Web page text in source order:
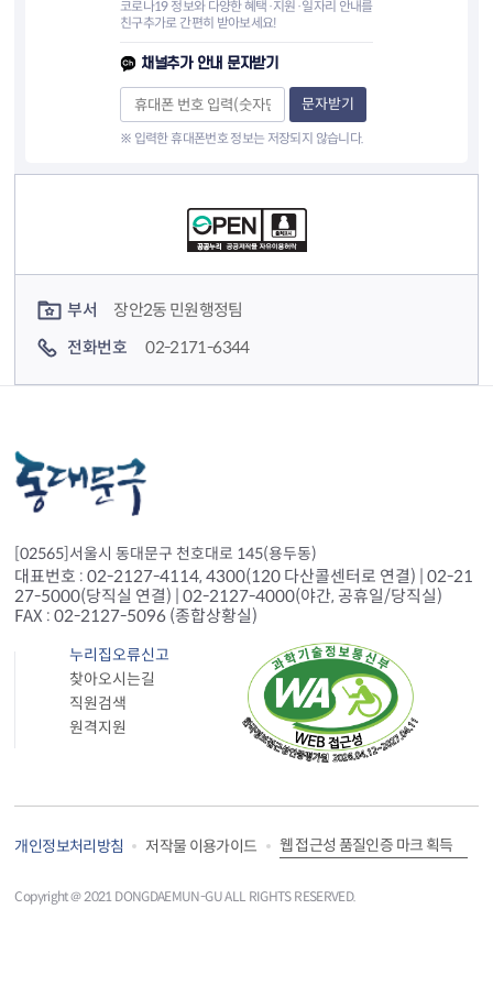
코로나19 정보와 다양한 혜택·지원·일자리 안내를
친구추가로 간편히 받아보세요!
채널추가 안내 문자받기
문자받기
※ 입력한 휴대폰번호 정보는 저장되지 않습니다.
부서
장안2동 민원행정팀
전화번호
02-2171-6344
[02565]서울시 동대문구 천호대로 145(용두동)
대표번호 : 02-2127-4114, 4300(120 다산콜센터로 연결) | 02-21
27-5000(당직실 연결) | 02-2127-4000(야간, 공휴일/당직실)
FAX : 02-2127-5096 (종합상황실)
누리집오류신고
찾아오시는길
직원검색
원격지원
개인정보처리방침 저작물 이용가이드 웹 접근성 품질인증 마크 획득
Copyright＠ 2021 DONGDAEMUN-GU ALL RIGHTS RESERVED.